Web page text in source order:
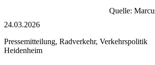
Quelle:
24.03.2026
Pressemitteilung, Radverkehr, Verkehrspolitik
Heidenheim